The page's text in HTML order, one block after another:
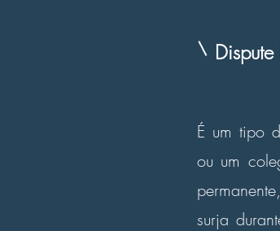
É um tipo
ou um
surja